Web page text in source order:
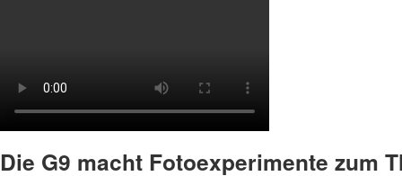
Die G9 macht Fotoexperimente zum